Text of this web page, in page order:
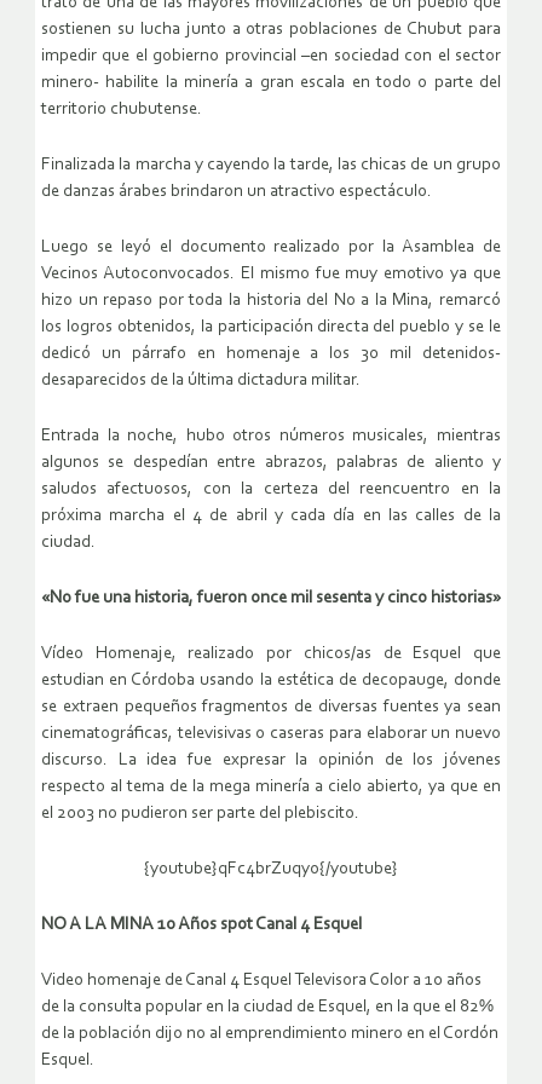
sostienen su lucha junto a otras poblaciones de Chubut para
impedir que el gobierno provincial –en sociedad con el sector
minero- habilite la minería a gran escala en todo o parte del
territorio chubutense.
Finalizada la marcha y cayendo la tarde, las chicas de un grupo
de danzas árabes brindaron un atractivo espectáculo.
Luego se leyó el documento realizado por la Asamblea de
Vecinos Autoconvocados. El mismo fue muy emotivo ya que
hizo un repaso por toda la historia del No a la Mina, remarcó
los logros obtenidos, la participación directa del pueblo y se le
dedicó un párrafo en homenaje a los 30 mil detenidos-
desaparecidos de la última dictadura militar.
Entrada la noche, hubo otros números musicales, mientras
algunos se despedían entre abrazos, palabras de aliento y
saludos afectuosos, con la certeza del reencuentro en la
próxima marcha el 4 de abril y cada día en las calles de la
ciudad.
«No fue una historia, fueron once mil sesenta y cinco historias»
Vídeo Homenaje, realizado por chicos/as de Esquel que
estudian en Córdoba usando la estética de decopauge, donde
se extraen pequeños fragmentos de diversas fuentes ya sean
cinematográficas, televisivas o caseras para elaborar un nuevo
discurso. La idea fue expresar la opinión de los jóvenes
respecto al tema de la mega minería a cielo abierto, ya que en
el 2003 no pudieron ser parte del plebiscito.
{youtube}qFc4brZuqyo{/youtube}
NO A LA MINA 10 Años spot Canal 4 Esquel
Video homenaje de Canal 4 Esquel Televisora Color a 10 años
de la consulta popular en la ciudad de Esquel, en la que el 82%
de la población dijo no al emprendimiento minero en el Cordón
Esquel.